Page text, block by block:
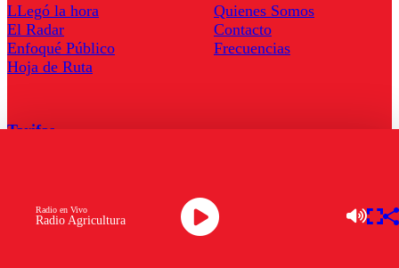
Radio Agricultura
Radio en Vivo
LLegó la hora
El Radar
Enfoqué Público
Hoja de Ruta
Quienes Somos
Contacto
Frecuencias
Tarifas